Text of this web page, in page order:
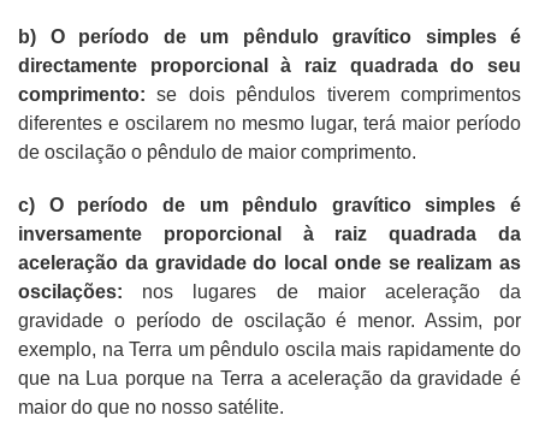
b) O período de um pêndulo gravítico simples é
directamente proporcional à raiz quadrada do seu
comprimento: se dois pêndulos tiverem comprimentos
diferentes e oscilarem no mesmo lugar, terá maior período
de oscilação o pêndulo de maior comprimento.
c) O período de um pêndulo gravítico simples é
inversamente proporcional à raiz quadrada da
aceleração da gravidade do local onde se realizam as
oscilações: nos lugares de maior aceleração da
gravidade o período de oscilação é menor. Assim, por
exemplo, na Terra um pêndulo oscila mais rapidamente do
que na Lua porque na Terra a aceleração da gravidade é
maior do que no nosso satélite.